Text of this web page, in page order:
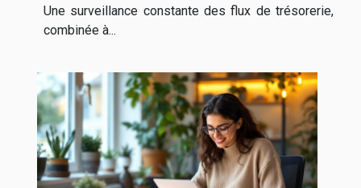
Une surveillance constante des flux de trésorerie,
combinée à...